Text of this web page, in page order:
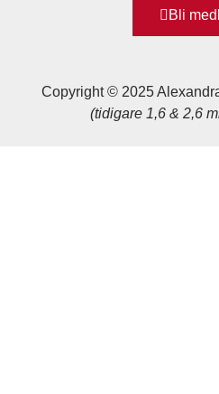
Bli
Copyright © 2025
(tidigare 1,6 & 2,6